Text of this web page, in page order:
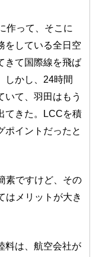
作って、そこに
をしている全日空
きて国際線を飛ば
しかし、24時間
いて、羽田はもう
てきた。LCCを積
ポイントだったと
素ですけど、その
はメリットが大き
料は、航空会社が